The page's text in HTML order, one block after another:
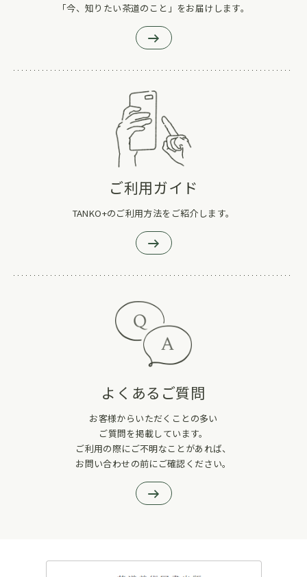
「今、知りたい茶道のこと」をお届けします。
ご利用ガイド
TANKO+のご利用方法をご紹介します。
よくあるご質問
お客様からいただくことの多い
ご質問を掲載しています。
ご利用の際にご不明なことがあれば、
お問い合わせの前にご確認ください。